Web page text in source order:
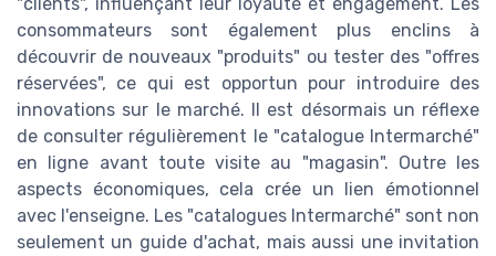
consommateurs sont également plus enclins à
découvrir de nouveaux "produits" ou tester des "offres
réservées", ce qui est opportun pour introduire des
innovations sur le marché. Il est désormais un réflexe
de consulter régulièrement le "catalogue Intermarché"
en ligne avant toute visite au "magasin". Outre les
aspects économiques, cela crée un lien émotionnel
avec l'enseigne. Les "catalogues Intermarché" sont non
seulement un guide d'achat, mais aussi une invitation